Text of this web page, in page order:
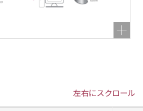
左右にスクロール